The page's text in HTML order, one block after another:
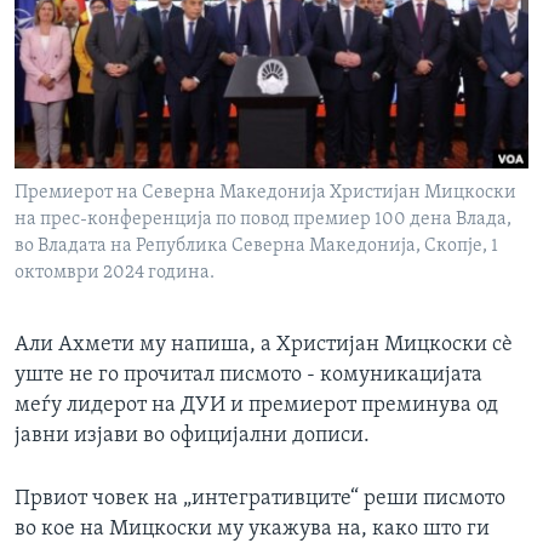
ИНТЕРВЈУА
Јазици
Премиерот на Северна Македонија Христијан Мицкоски
на прес-конференција по повод премиер 100 дена Влада,
во Владата на Република Северна Македонија, Скопје, 1
октомври 2024 година.
Али Ахмети му напиша, а Христијан Мицкоски сѐ
уште не го прочитал писмото - комуникацијата
меѓу лидерот на ДУИ и премиерот преминува од
јавни изјави во официјални дописи.
Првиот човек на „интегративците“ реши писмото
во кое на Мицкоски му укажува на, како што ги